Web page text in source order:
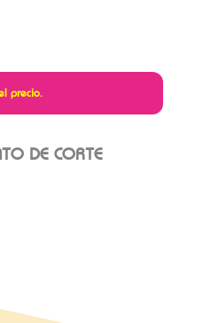
precio.
DE CORTE